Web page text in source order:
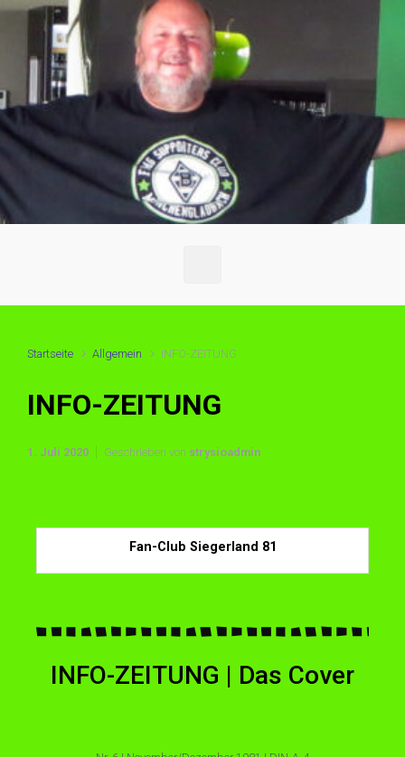
Startseite Allgemein INFO-ZEITUNG
INFO-ZEITUNG
1. Juli 2020 Geschrieben von strysioadmin
Fan-Club Siegerland 81
INFO-ZEITUNG | Das Cover